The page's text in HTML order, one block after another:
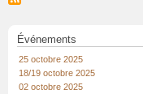
Événements
25 octobre 2025
18/19 octobre 2025
02 octobre 2025